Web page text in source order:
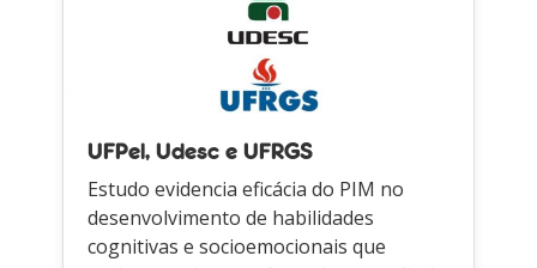
UFPel, Udesc e UFRGS
Estudo evidencia eficácia do PIM no
desenvolvimento de habilidades
cognitivas e socioemocionais que